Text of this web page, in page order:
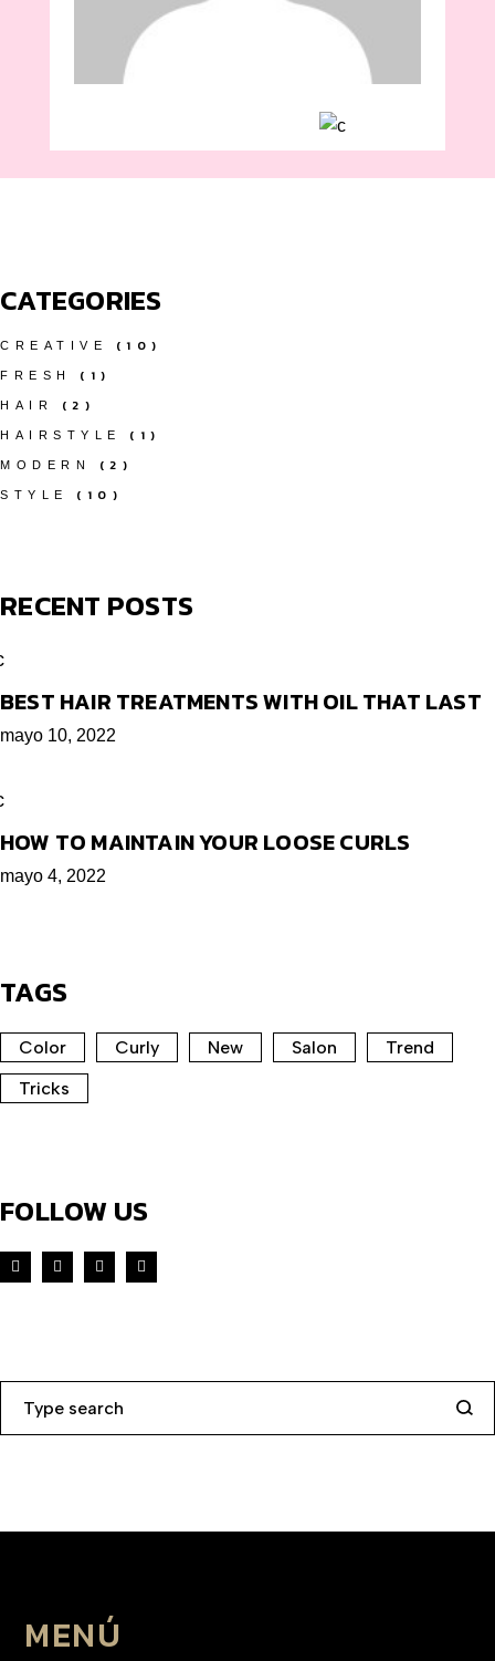
CATEGORIES
CREATIVE (10)
FRESH (1)
HAIR (2)
HAIRSTYLE (1)
MODERN (2)
STYLE (10)
RECENT POSTS
BEST HAIR TREATMENTS WITH OIL THAT LAST
mayo 10, 2022
HOW TO MAINTAIN YOUR LOOSE CURLS
mayo 4, 2022
TAGS
Color Curly New Salon
Trend
Tricks
FOLLOW US
MENÚ